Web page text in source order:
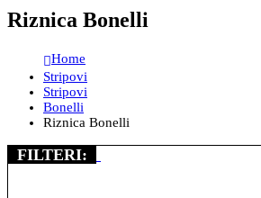
Riznica Bonelli
Home
Stripovi
Stripovi
Bonelli
Riznica Bonelli
FILTERI: